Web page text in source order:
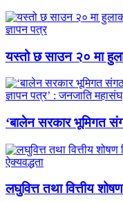
यस्तो छ साउन २० मा
‘बालेन सरकार भूमिगत
लघुवित्त तथा वित्तीय